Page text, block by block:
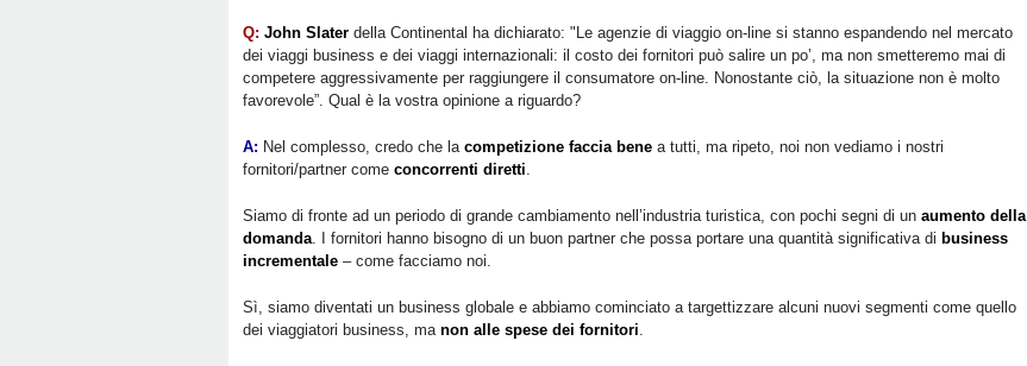
Q: John Slater della Continental ha dichiarato: "Le agenzie di viaggio on-line si stanno espandendo nel mercato
dei viaggi business e dei viaggi internazionali: il costo dei fornitori può salire un po’, ma non smetteremo mai di
competere aggressivamente per raggiungere il consumatore on-line. Nonostante ciò, la situazione non è molto
favorevole”. Qual è la vostra opinione a riguardo?
A: Nel complesso, credo che la competizione faccia bene a tutti, ma ripeto, noi non vediamo i nostri
fornitori/partner come concorrenti diretti.
Siamo di fronte ad un periodo di grande cambiamento nell’industria turistica, con pochi segni di un aumento della
domanda. I fornitori hanno bisogno di un buon partner che possa portare una quantità significativa di business
incrementale – come facciamo noi.
Sì, siamo diventati un business globale e abbiamo cominciato a targettizzare alcuni nuovi segmenti come quello
dei viaggiatori business, ma non alle spese dei fornitori.